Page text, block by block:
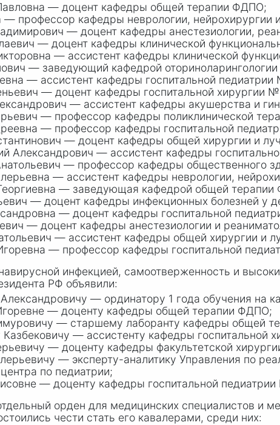
— доцент кафедры общей терапии ФДПО;
— профессор кафедры неврологии, нейрохирургии
— доцент кафедры анестезиологии,
— доцент кафедры клинической
— ассистент кафедры клинической
— заведующий кафедрой
— ассистент кафедры госпитальной
— доцент кафедры госпитальной хирургии
— ассистент кафедры акушерства и
— профессор кафедры поликлинической
— профессор кафедры госпитальной
— доцент кафедры общей хирургии и
Александрович — ассистент кафедры
— профессор кафедры общественного
— ассистент кафедры неврологии,
— заведующая кафедрой общей
— доцент кафедры инфекционных болезней у
— доцент кафедры госпитальной
— доцент кафедры анестезиологии и
— ассистент кафедры общей хирургии и
— профессор кафедры госпитальной
инфекцией, самоотверженность и
РФ объявили:
— ординатору 1 года обучения на
— доценту кафедры общей терапии ФДПО;
— старшему лаборанту кафедры общей
— ассистенту кафедры госпитальной
— доценту кафедры факультетской
— эксперту-аналитику Управления по
по педиатрии;
— доценту кафедры госпитальной
орден для медицинских специалистов и
чести стать его кавалерами, среди них: